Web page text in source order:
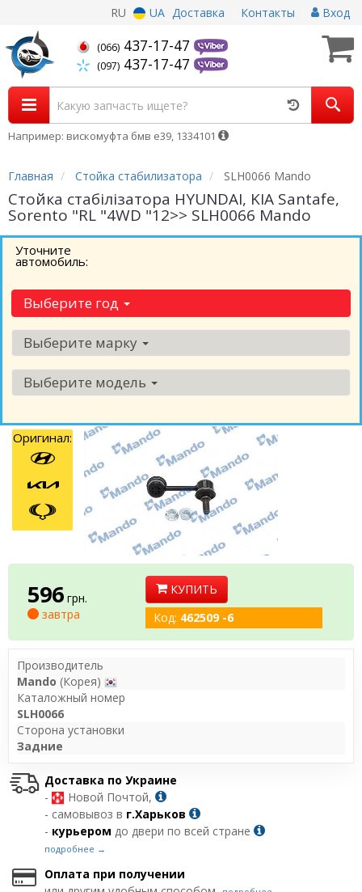
RU UA Доставка Контакты Вход
(066) 437-17-47
(097) 437-17-47
Например: вискомуфта бмв е39, 1334101
Главная Стойка стабилизатора SLH0066 Mando
Стойка стабілізатора HYUNDAI, KIA Santafe,
Sorento "RL "4WD "12>> SLH0066 Mando
Уточните
автомобиль:
Выберите год
Выберите марку
Выберите модель
Оригинал:
596 грн.
завтра
КУПИТЬ
Код: 462509 -6
Производитель
Mando (Корея)
Каталожный номер
SLH0066
Сторона установки
Задние
Доставка по Украине
-
Новой Почтой,
- самовывоз в г.Харьков
- курьером до двери по всей стране
подробнее →
Оплата при получении